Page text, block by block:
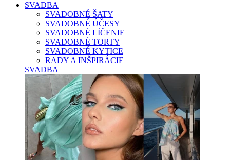
SVADBA
SVADOBNÉ ŠATY
SVADOBNÉ ÚČESY
SVADOBNÉ LÍČENIE
SVADOBNÉ TORTY
SVADOBNÉ KYTICE
RADY A INŠPIRÁCIE
SVADBA